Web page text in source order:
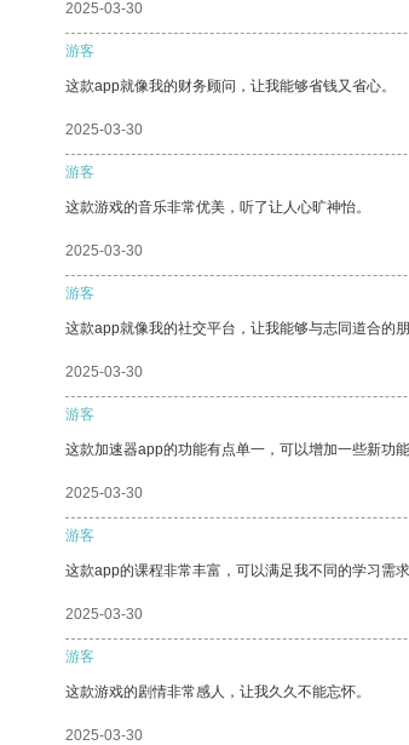
2025-03-30
游客
这款app就像我的财务顾问，让我能够省钱又省心。
2025-03-30
游客
这款游戏的音乐非常优美，听了让人心旷神怡。
2025-03-30
游客
这款app就像我的社交平台，让我能够与志同道合的朋
2025-03-30
游客
这款加速器app的功能有点单一，可以增加一些新功
2025-03-30
游客
这款app的课程非常丰富，可以满足我不同的学习需
2025-03-30
游客
这款游戏的剧情非常感人，让我久久不能忘怀。
2025-03-30